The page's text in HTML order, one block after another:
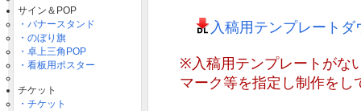
サイン＆POP
・バナースタンド
・のぼり旗
・卓上三角POP
・看板用ポスター
チケット
・チケット
入稿用テンプレート
※入稿用テンプレートがな
マーク等を指定し制作をし